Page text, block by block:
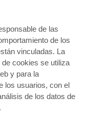
de las
de los
vinculadas. La
cookies se utiliza
y para la
los usuarios, con el
de los datos de